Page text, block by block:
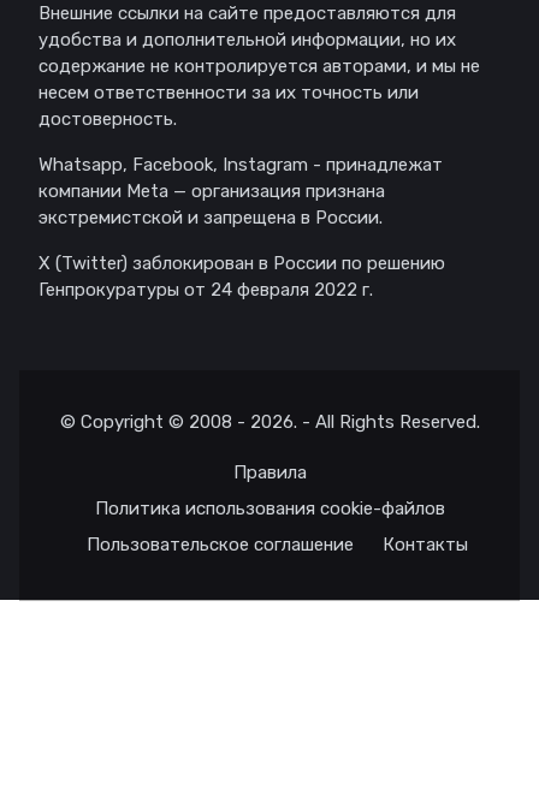
Внешние ссылки на сайте предоставляются для
удобства и дополнительной информации, но их
содержание не контролируется авторами, и мы не
несем ответственности за их точность или
достоверность.
Whatsapp, Facebook, Instagram - принадлежат
компании Meta — организация признана
экстремистской и запрещена в России.
X (Twitter) заблокирован в России по решению
Генпрокуратуры от 24 февраля 2022 г.
© Copyright © 2008 - 2026. - All Rights Reserved.
Правила
Политика использования cookie-файлов
Пользовательское соглашение
Контакты